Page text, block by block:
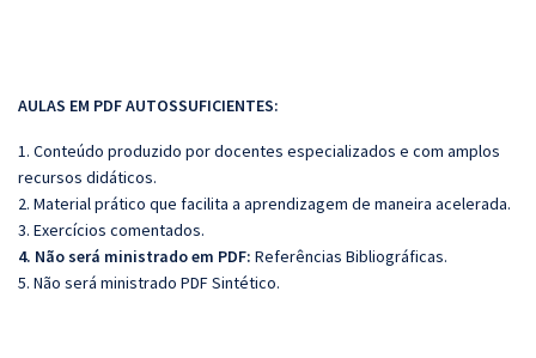
AULAS EM PDF AUTOSSUFICIENTES:
1. Conteúdo produzido por docentes especializados e com amplos
recursos didáticos.
2. Material prático que facilita a aprendizagem de maneira acelerada.
3. Exercícios comentados.
4. Não será ministrado em PDF: Referências Bibliográficas.
5. Não será ministrado PDF Sintético.